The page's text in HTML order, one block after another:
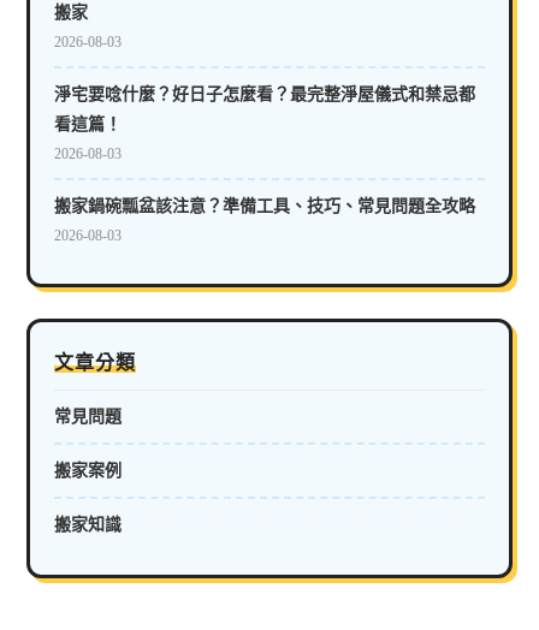
搬家
2026-08-03
淨宅要唸什麼？好日子怎麼看？最完整淨屋儀式和禁忌都
看這篇！
2026-08-03
搬家鍋碗瓢盆該注意？準備工具、技巧、常見問題全攻略
2026-08-03
文章分類
常見問題
搬家案例
搬家知識